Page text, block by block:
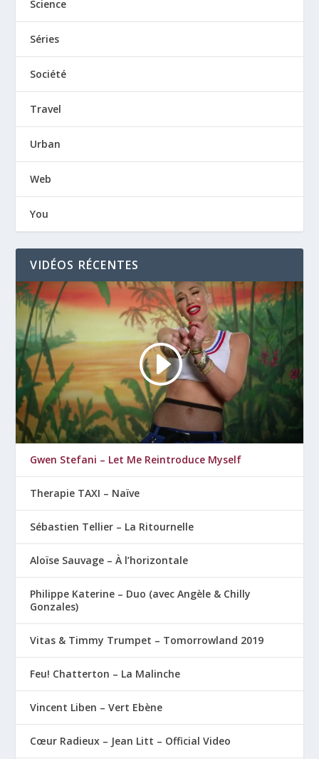
Science
Séries
Société
Travel
Urban
Web
You
VIDÉOS RÉCENTES
Gwen Stefani – Let Me Reintroduce Myself
Therapie TAXI – Naïve
Sébastien Tellier – La Ritournelle
Aloïse Sauvage – À l’horizontale
Philippe Katerine – Duo (avec Angèle & Chilly
Gonzales)
Vitas & Timmy Trumpet – Tomorrowland 2019
Feu! Chatterton – La Malinche
Vincent Liben – Vert Ebène
Cœur Radieux – Jean Litt – Official Video